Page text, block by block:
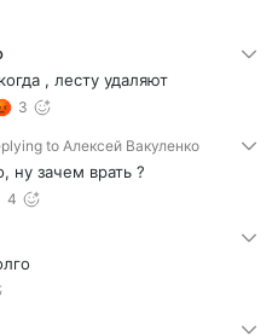
, лесту удаляют
3
to Алексей Вакуленко
ну зачем врать ?
4